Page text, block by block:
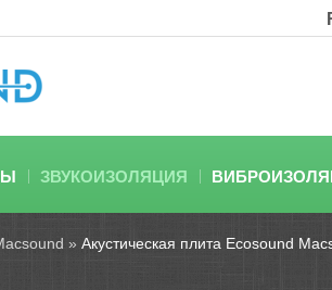
ЗВУКОИЗОЛЯЦИЯ
» Акустическая плита Ecosound